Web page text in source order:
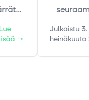
Lue
lisää →
Julkaistu 3.